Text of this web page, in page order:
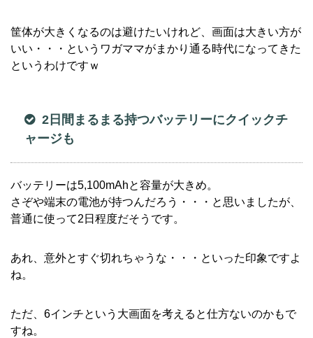
筐体が大きくなるのは避けたいけれど、画面は大きい方が
いい・・・というワガママがまかり通る時代になってきた
というわけですｗ
2日間まるまる持つバッテリーにクイックチ
ャージも
バッテリーは5,100mAhと容量が大きめ。
さぞや端末の電池が持つんだろう・・・と思いましたが、
普通に使って2日程度だそうです。
あれ、意外とすぐ切れちゃうな・・・といった印象ですよ
ね。
ただ、6インチという大画面を考えると仕方ないのかもで
すね。